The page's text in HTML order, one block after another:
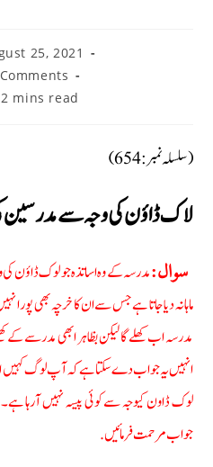
25, 2021
2 mins read
(سلسلہ نمبر: 654)
لاک ڈاؤن کی وجہ سے مدرسین
سوال:مدرسہ کے وہ اساتذہ جو لوک ڈاؤن کی
ماہانہ دیا جاتا ہے جس سے ان کا خرچہ بھی پورا
مدرسہ اب کھلے گا لیکن بظاہر ابھی مدرسے کے
انہیں یہ جواب دے سکتا ہے کہ آپ لوگ کہیں
لوک ڈاون کیوجہ سے کوئی پیسہ نہیں آرہا
جواب مرحمت فرمائیں.